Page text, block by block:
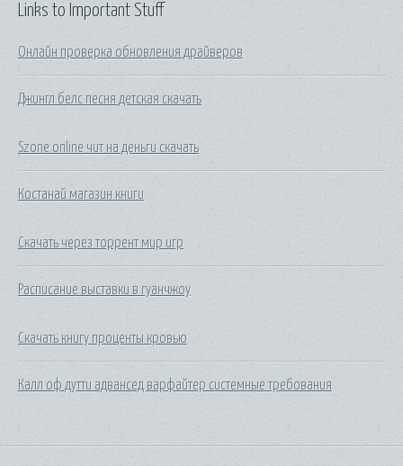
Links to Important Stuff
Онлайн проверка обновления драйверов
Джингл белс песня детская скачать
Szone online чит на деньги скачать
Костанай магазин книги
Скачать через торрент мир игр
Расписание выставки в гуанчжоу
Скачать книгу проценты кровью
Калл оф дутти адвансед варфайтер системные требования